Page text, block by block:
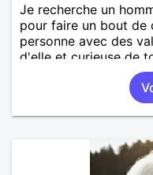
Je recherche un
pour faire un bout de
personne avec des
d'elle et curieuse de
une complicité de
nouveau a faire
plaisir de vous lire et